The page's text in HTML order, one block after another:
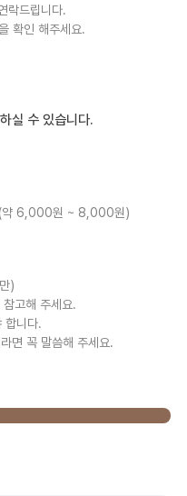
락드립니다.
확인 해주세요.
실 수 있습니다.
(약 6,000원 ~ 8,000원)
)
고해 주세요.
합니다.
면 꼭 말씀해 주세요.